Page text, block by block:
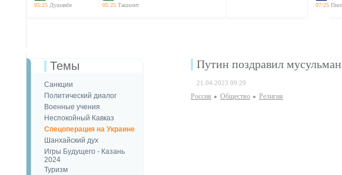
05:25 Душанбе
05:25 Ташкент
07:25
Темы
Санкции
Политический диалог
Военные учения
Неспокойный Кавказ
Спецоперация на Украине
Шанхайский дух
Игры Будущего - Казань
2024
Туризм
Путин поздравил
21.04.2023 09:29
Россия Общество Религия